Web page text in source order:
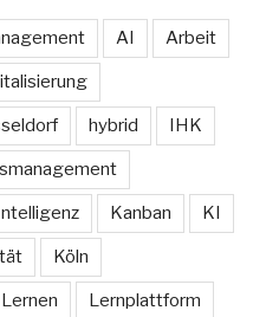
AI Arbeit
hybrid IHK
Kanban KI
Köln
Lernen Lernplattform